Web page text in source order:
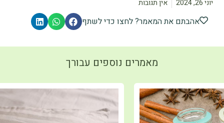
אין תגובות
אהבתם את המאמר? לחצו כדי לשתף
מאמרים נוספים עבורך